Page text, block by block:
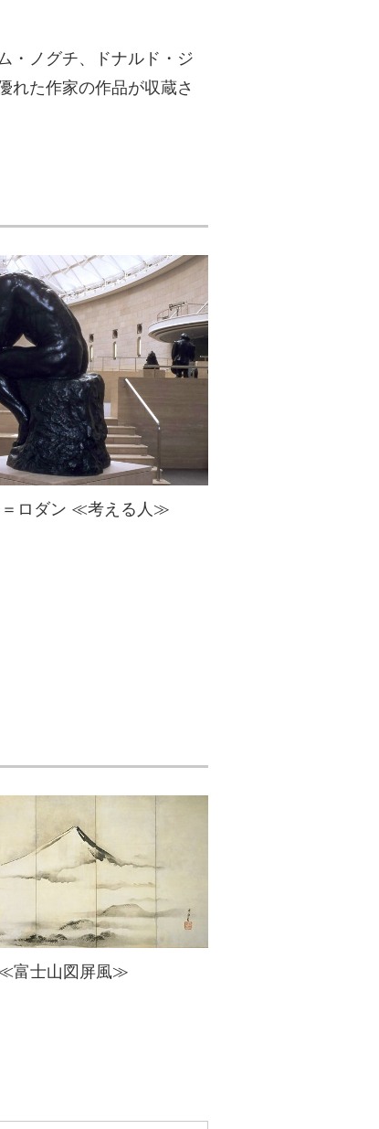
・ノグチ、ドナルド・ジ
れた作家の作品が収蔵さ
＝ロダン ≪考える人≫
富士山図屏風≫